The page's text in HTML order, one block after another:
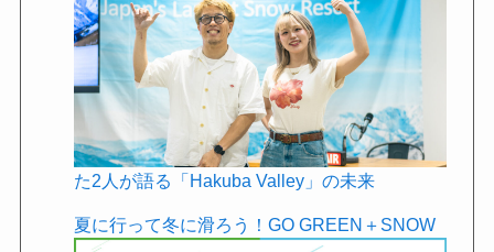
た2人が語る「Hakuba Valley」の未来
夏に行って冬に滑ろう！GO GREEN＋SNOW